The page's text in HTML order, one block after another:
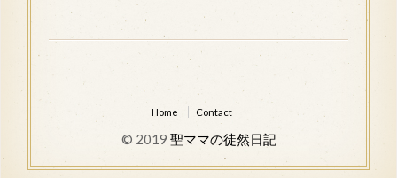
Home Contact
© 2019 聖ママの徒然日記